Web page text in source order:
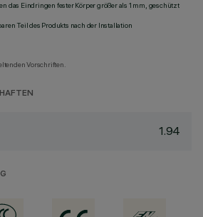
das Eindringen fester Körper größer als 1 mm, geschützt
Teil des Produkts nach der Installation
Vorschriften.
1.94